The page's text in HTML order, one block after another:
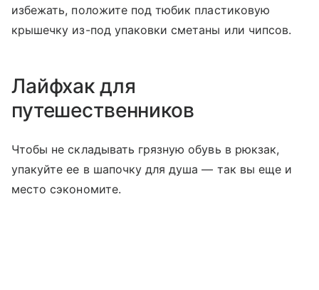
избежать, положите под тюбик пластиковую
крышечку из-под упаковки сметаны или чипсов.
Лайфхак для
путешественников
Чтобы не складывать грязную обувь в рюкзак,
упакуйте ее в шапочку для душа — так вы еще и
место сэкономите.